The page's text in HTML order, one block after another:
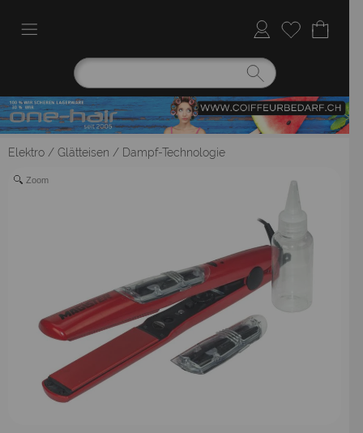
Elektro / Glätteisen / Dampf-Technologie
Zoom